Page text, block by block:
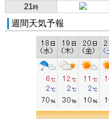
21時
週間天気予報